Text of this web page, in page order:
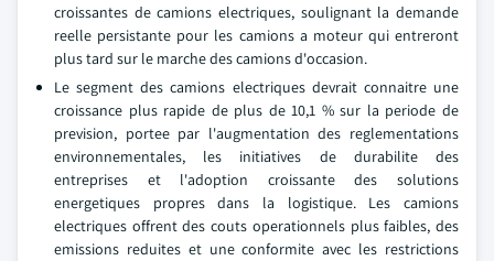
croissantes de camions electriques, soulignant la demande
reelle persistante pour les camions a moteur qui entreront
plus tard sur le marche des camions d'occasion.
Le segment des camions electriques devrait connaitre une
croissance plus rapide de plus de 10,1 % sur la periode de
prevision, portee par l'augmentation des reglementations
environnementales, les initiatives de durabilite des
entreprises et l'adoption croissante des solutions
energetiques propres dans la logistique. Les camions
electriques offrent des couts operationnels plus faibles, des
emissions reduites et une conformite avec les restrictions